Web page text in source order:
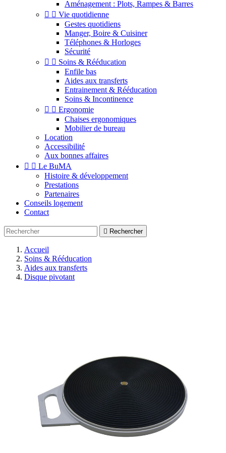
Aménagement : Plots, Rampes & Barres
  Vie quotidienne
Gestes quotidiens
Manger, Boire & Cuisiner
Téléphones & Horloges
Sécurité
  Soins & Rééducation
Enfile bas
Aides aux transferts
Entrainement & Rééducation
Soins & Incontinence
  Ergonomie
Chaises ergonomiques
Mobilier de bureau
Location
Accessibilité
Aux bonnes affaires
  Le BuMA
Histoire & développement
Prestations
Partenaires
Conseils logement
Contact
 Rechercher
Accueil
Soins & Rééducation
Aides aux transferts
Disque pivotant